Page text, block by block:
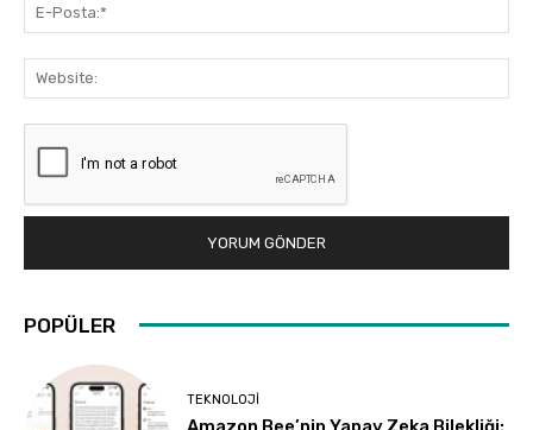
POPÜLER
TEKNOLOJI